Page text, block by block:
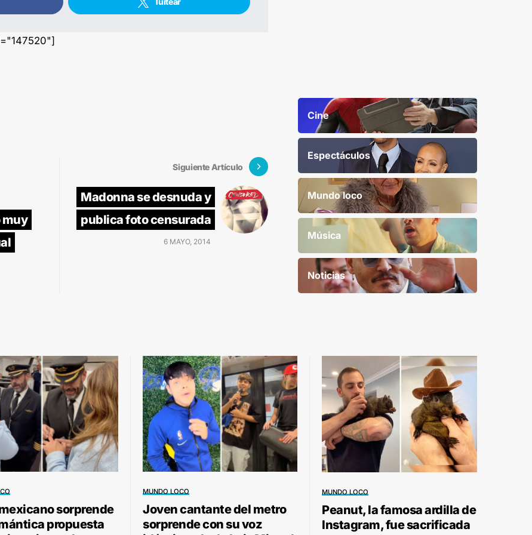
muy
Siguiente Artículo
Madonna se desnuda y
publica foto censurada
6 MAYO, 2014
Cine
Espectáculos
Mundo loco
Música
Noticias
sorprende
propuesta
MUNDO LOCO
Joven cantante del metro
sorprende con su voz
MUNDO LOCO
Peanut, la famosa ardilla de
Instagram, fue sacrificada